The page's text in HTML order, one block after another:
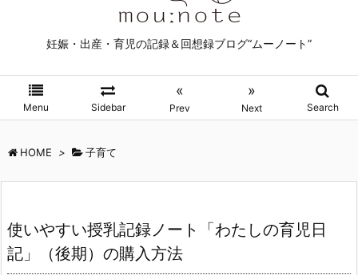
妊娠・出産・育児の記録＆回想録ブログ“ムーノート”
Menu Sidebar
«
Prev
»
Next Search
HOME > 子育て
使いやすい授乳記録ノート「わたしの育児日
記」（後期）の購入方法